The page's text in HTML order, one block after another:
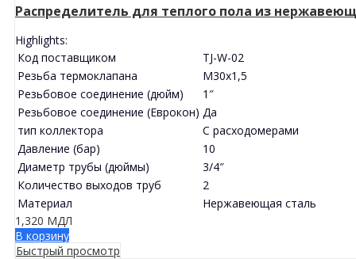
Распределитель для теплого пола из
Highlights:
Код поставщиком
TJ-W-02
Резьба термоклапана
M30x1,5
Резьбовое соединение (дюйм)
1″
Резьбовое соединение (Еврокон) Да
тип коллектора
С расходомерами
Давление (бар)
10
Диаметр трубы (дюймы)
3/4″
Количество выходов труб
2
Материал
Нержавеющая сталь
1,320 МДЛ
В корзину
Быстрый просмотр